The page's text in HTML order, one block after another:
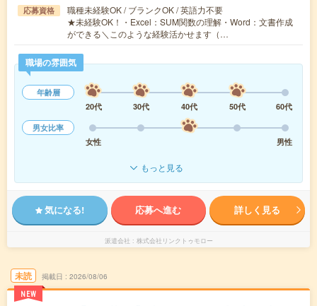
応募資格
職種未経験OK / ブランクOK / 英語力不要
★未経験OK！・Excel：SUM関数の理解・Word：文書作成
ができる＼このような経験活かせます（…
職場の雰囲気
年齢層
20代
30代 40代 50代
60代
男女比率
女性
男性
もっと見る
気になる! 応募へ進む 詳しく見る
派遣会社 株式会社リンクトゥモロー
未読
NEW
掲載日 2026/08/06